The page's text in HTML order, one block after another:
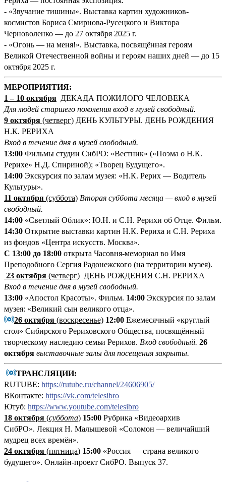
- «Звучание тишины». Выставка картин художников-
космистов Бориса Смирнова-Русецкого и Виктора
Черноволенко — до 27 октября 2025 г.
- «Огонь — на меня!». Выставка, посвящённая героям
Великой Отечественной войны и героям наших дней — до 15
октября 2025 г.
МЕРОПРИЯТИЯ:
1–10 октября ДЕКАДА ПОЖИЛОГО ЧЕЛОВЕКА
Для людей старшего поколения вход в музей свободный.
9 октября (четверг) ДЕНЬ КУЛЬТУРЫ. ДЕНЬ РОЖДЕНИЯ
Н.К. РЕРИХА
Вход в течение дня в музей свободный.
13:00 Фильмы студии СибРО: «Вестник» («Поэма о Н.К.
Рерихе» Н.Д. Спириной); «Творец Будущего».
14:00 Экскурсия по залам музея: «Н.К. Рерих — Водитель
Культуры».
11 октября (суббота) Вторая суббота месяца — вход в музей
свободный.
14:00 «Светлый Облик»: Ю.Н. и С.Н. Рерихи об Отце. Фильм.
14:30 Открытие выставки картин Н.К. Рериха и С.Н. Рериха
из фондов «Центра искусств. Москва».
С 13:00 до 18:00 открыта Часовня-мемориал во Имя
Преподобного Сергия Радонежского (на территории музея).
23 октября (четверг) ДЕНЬ РОЖДЕНИЯ С.Н. РЕРИХА
Вход в течение дня в музей свободный.
13:00 «Апостол Красоты». Фильм. 14:00 Экскурсия по залам
музея: «Великий сын великого отца».
26 октября (воскресенье) 12:00 Ежемесячный «круглый
стол» Сибирского Рериховского Общества, посвящённый
творческому наследию семьи Рерихов. Вход свободный. 26
октября выставочные залы для посещения закрыты.
ТРАНСЛЯЦИИ:
RUTUBE: https://rutube.ru/channel/24606905/
ВКонтакте: https://vk.com/telesibro
Ютуб: https://www.youtube.com/telesibro
18 октября (суббота) 15:00 Рубрика «Видеоархив
СибРО». Лекция Н. Малышевой «Соломон — величайший
мудрец всех времён».
24 октября (пятница) 15:00 «Россия — страна великого
будущего». Онлайн-проект СибРО. Выпуск 37.